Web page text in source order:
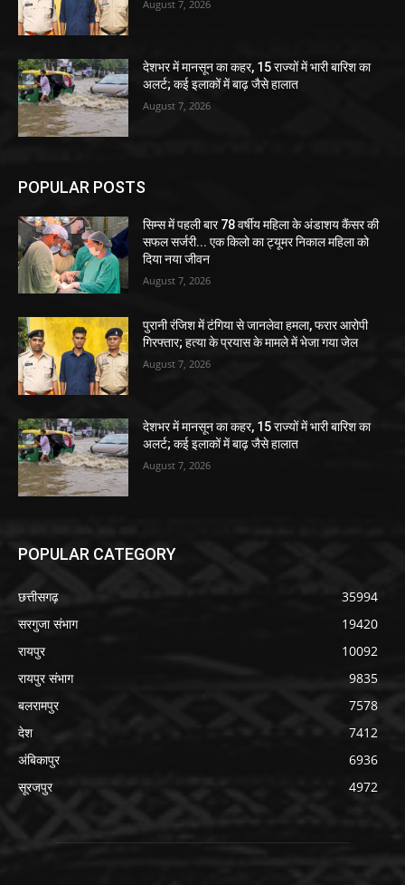
August 7, 2026
देशभर में मानसून का कहर, 15 राज्यों में भारी बारिश का
अलर्ट; कई इलाकों में बाढ़ जैसे हालात
August 7, 2026
POPULAR POSTS
सिम्स में पहली बार 78 वर्षीय महिला के अंडाशय कैंसर की
सफल सर्जरी... एक किलो का ट्यूमर निकाल महिला को
दिया नया जीवन
August 7, 2026
पुरानी रंजिश में टंगिया से जानलेवा हमला, फरार आरोपी
गिरफ्तार; हत्या के प्रयास के मामले में भेजा गया जेल
August 7, 2026
देशभर में मानसून का कहर, 15 राज्यों में भारी बारिश का
अलर्ट; कई इलाकों में बाढ़ जैसे हालात
August 7, 2026
POPULAR CATEGORY
छत्तीसगढ़
35994
सरगुजा संभाग
19420
रायपुर
10092
रायपुर संभाग
9835
बलरामपुर
7578
देश
7412
अंबिकापुर
6936
सूरजपुर
4972